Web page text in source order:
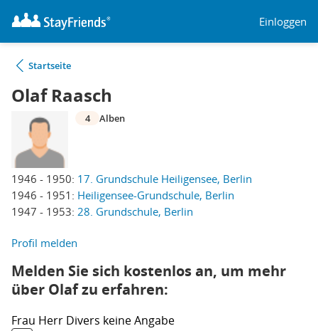
Einloggen
Startseite
Olaf Raasch
1946 - 1950: 17. Grundschule Heiligensee, Berlin
1946 - 1951: Heiligensee-Grundschule, Berlin
1947 - 1953: 28. Grundschule, Berlin
4 Alben
Profil melden
Melden Sie sich kostenlos an, um mehr
über Olaf zu erfahren:
Frau Herr Divers keine Angabe